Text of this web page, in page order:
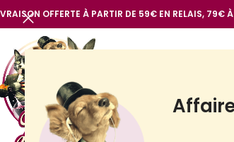
OFFERTE À PARTIR DE 59€ EN RELAIS, 79€